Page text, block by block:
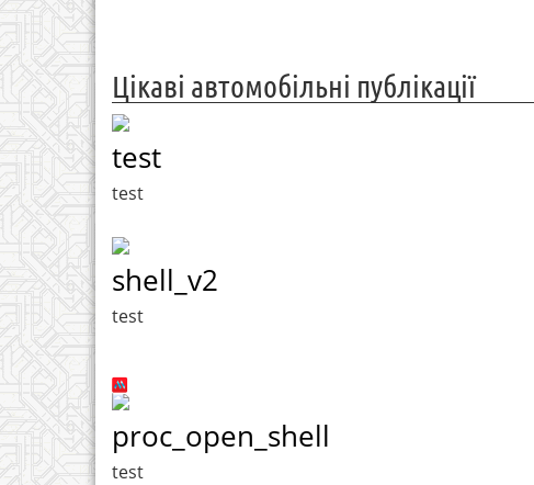
Цікаві автомобільні публікації
test
test
shell_v2
test
proc_open_shell
test